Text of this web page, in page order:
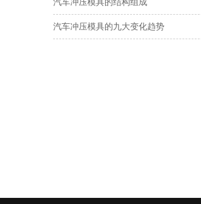
汽车冲压模具的结构组成
汽车冲压模具的九大变化趋势